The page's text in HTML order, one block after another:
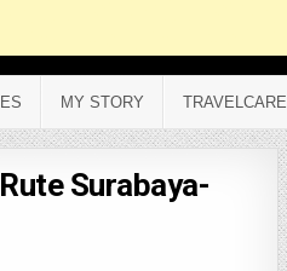
MY STORY TRAVELCARE
Surabaya-